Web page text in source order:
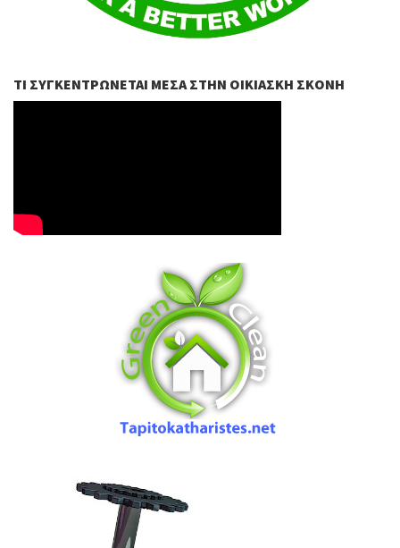
ΤΙ ΣΥΓΚΕΝΤΡΏΝΕΤΑΙ ΜΈΣΑ ΣΤΗΝ ΟΙΚΙΑΣΚΉ ΣΚΌΝΗ